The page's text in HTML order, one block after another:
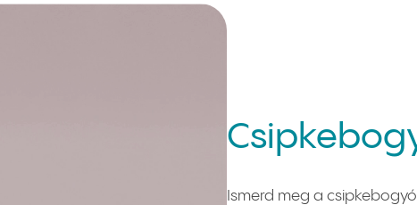
Ismerd meg a